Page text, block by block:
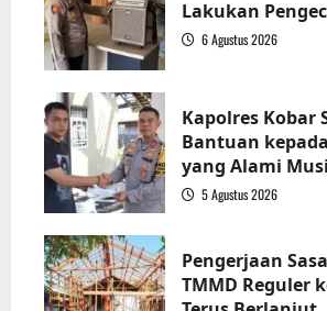
Lakukan
6 Agustus 2026
Kapolres Kobar
Bantuan
yang Alami
5 Agustus 2026
Pengerjaan
TMMD Reguler